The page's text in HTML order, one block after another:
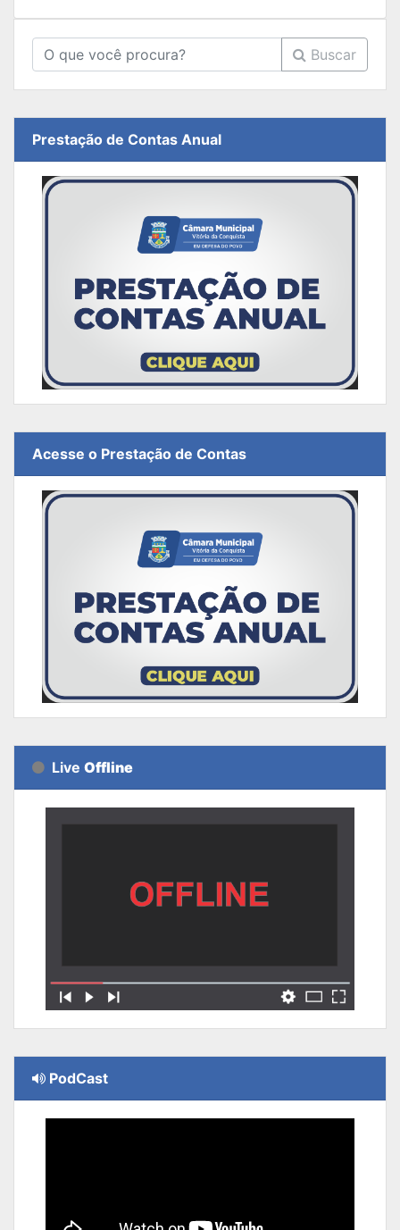
Buscar
Prestação de Contas Anual
Acesse o Prestação de Contas
Live Offline
PodCast